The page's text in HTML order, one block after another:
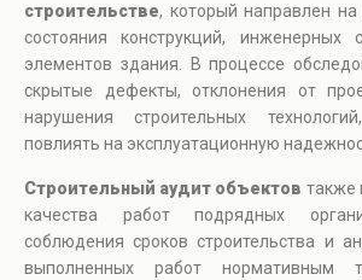
строительстве, который направлен
состояния конструкций, инженерных
элементов здания. В процессе
скрытые дефекты, отклонения от
нарушения строительных
повлиять на эксплуатационную
Строительный аудит объектов также
качества работ подрядных
соблюдения сроков строительства и
выполненных работ нормативным